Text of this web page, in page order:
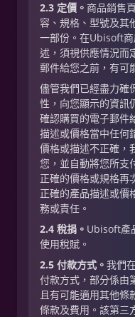
2.3 定價。 商品銷售
容、規格、型號及其
一部份。在Ubisoft
述，須視供應情況而
郵件給您之前，有可
儘管我們已經盡力確
性，向您顯示的資訊
確認購買的電子郵件
描述或價格當中任何
價格或描述不正確，
您，並自動將您所支
正確的價格或規格
正確的產品描述或價
務或責任。
2.4 稅捐。 Ubisoft產
使用稅賦。
2.5 付款方式。 我們
付款方式，部分係由
且有可能適用其他條
條款及費用。該第三